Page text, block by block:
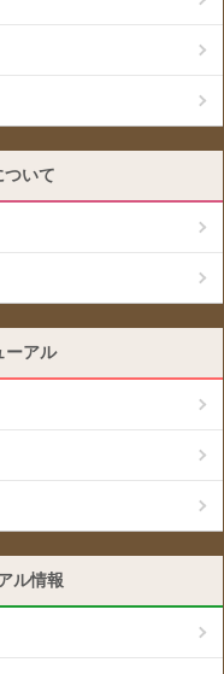
ついて
ーアル
ル情報